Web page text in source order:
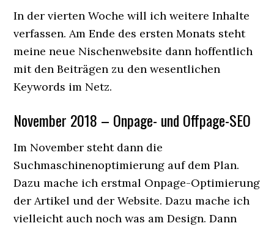
In der vierten Woche will ich weitere Inhalte
verfassen. Am Ende des ersten Monats steht
meine neue Nischenwebsite dann hoffentlich
mit den Beiträgen zu den wesentlichen
Keywords im Netz.
November 2018 – Onpage- und Offpage-SEO
Im November steht dann die
Suchmaschinenoptimierung auf dem Plan.
Dazu mache ich erstmal Onpage-Optimierung
der Artikel und der Website. Dazu mache ich
vielleicht auch noch was am Design. Dann